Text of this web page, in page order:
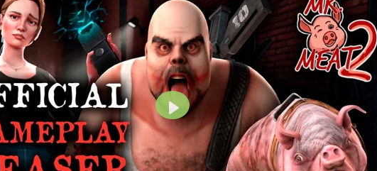
Воспроизвести